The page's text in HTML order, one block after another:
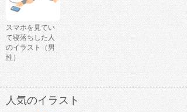
スマホを見てい
て寝落ちした人
のイラスト（男
性）
人気のイラスト